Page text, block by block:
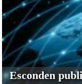
Esconden